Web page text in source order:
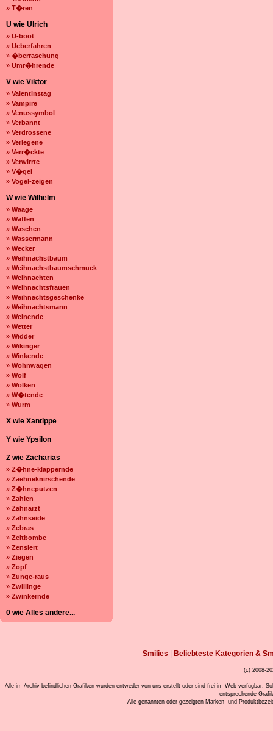
» T�ren
U wie Ulrich
» U-boot
» Ueberfahren
» �berraschung
» Umr�hrende
V wie Viktor
» Valentinstag
» Vampire
» Venussymbol
» Verbannt
» Verdrossene
» Verlegene
» Verr�ckte
» Verwirrte
» V�gel
» Vogel-zeigen
W wie Wilhelm
» Waage
» Waffen
» Waschen
» Wassermann
» Wecker
» Weihnachstbaum
» Weihnachstbaumschmuck
» Weihnachten
» Weihnachtsfrauen
» Weihnachtsgeschenke
» Weihnachtsmann
» Weinende
» Wetter
» Widder
» Wikinger
» Winkende
» Wohnwagen
» Wolf
» Wolken
» W�tende
» Wurm
X wie Xantippe
Y wie Ypsilon
Z wie Zacharias
» Z�hne-klappernde
» Zaehneknirschende
» Z�hneputzen
» Zahlen
» Zahnarzt
» Zahnseide
» Zebras
» Zeitbombe
» Zensiert
» Ziegen
» Zopf
» Zunge-raus
» Zwillinge
» Zwinkernde
0 wie Alles andere...
Smilies Beliebteste Kategorien &
(c) 2008-
Alle im Archiv befindlichen Grafiken wurden entweder von uns erstellt oder sind frei im Web verfügbar.
entsprechende
Alle genannten oder gezeigten Marken- und